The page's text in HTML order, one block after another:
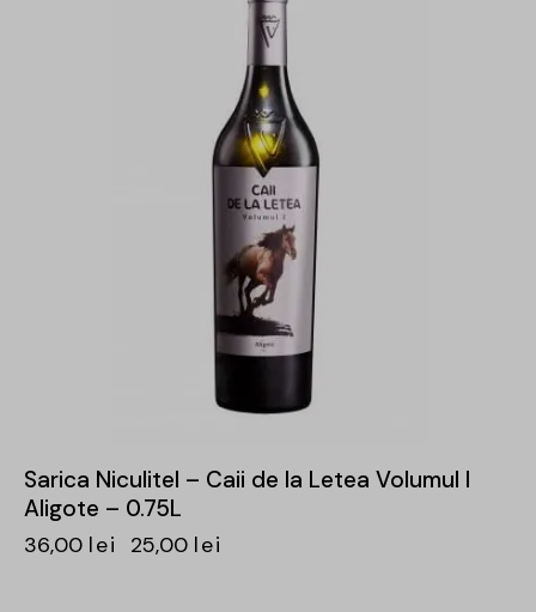
Sarica Niculitel – Caii de la Letea Volumul I
Aligote – 0.75L
36,00 lei 25,00 lei